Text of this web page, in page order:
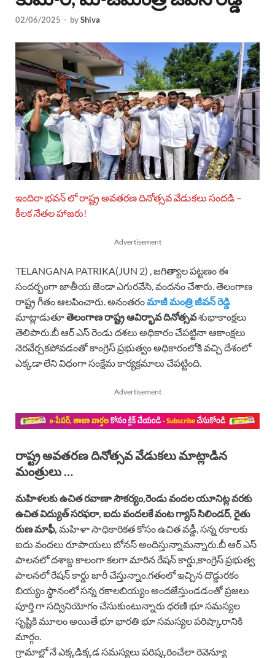
02/06/2025 - byShiva
ఇందిరా భవన్‌ లో రాష్ట్ర అవతరణ దినోత్సవ వేడుకలు సందడి –
కీలక నేతల హాజరు!
Advertisement
TELANGANA PATRIKA(JUN 2) , జగిత్యాల పట్టణం ఈ
సందర్భంగా జాతీయ జెండా ఎగురవేసి, వందనం చేశారు. తెలంగాణ
రాష్ట్ర గీతం ఆలపించారు. అనంతరంమాజీ మంత్రి జీవన్ రెడ్డి
మాట్లాడుతూతెలంగాణ రాష్ట్ర ఆవిర్భావ దినోత్సవశుభాకాంక్షలు
తెలిపారు.బీ ఆర్ ఎస్ రెండు దశలు అధికారం చేపట్టినా ఆకాంక్షలు
నెరవేర్చకపోవడంతో కాంగ్రెస్ ప్రభుత్వం అధికారంలోకి వచ్చి దేశంలో
ఎక్కడా లేని విధంగా సంక్షేమ కార్యక్రమాలు చేపట్టింది.
Advertisement
రాష్ట్ర అవతరణ దినోత్సవ వేడుకలు మాట్లాడిన
మంత్రులు …
మహిళలకు ఉచిత రవాణా సౌకర్యం,రెండు వందల యూనిట్ల వరకు
ఉచిత విద్యుత్ సరఫరా, ఐదు వందలకే వంట గ్యాస్ సిలిండర్, రైతు
రుణ మాఫీ, మహిళా సాధికారికత కోసం ఉచిత వడ్డీ, సన్న రకాలకు
ఐదు వందలు రూపాయలు బోనస్ అందిస్తున్నామన్నారు.బీ ఆర్ ఎస్
పాలనలో దశాబ్ద కాలంగా కలగా మారిన రేషన్ కార్డు,కాంగ్రెస్ ప్రభుత్వ
పాలనలో రేషన్ కార్డు జారీ చేస్తున్నాం.గతంలో ఇచ్చిన దొడ్డురకం
బియ్యం స్థానంలో సన్న రకాలబియ్యం అందజేస్తుండడంతో ప్రజలు
పూర్తి గా సద్వినియోగం చేసుకుంటున్నారు ధరణి భూ సమస్యల
సృష్టికి మూలం అయితే భూ భారతి భూ సమస్యల పరిష్కారానికి
మార్గం.
గ్రామాల్లో నే ఎక్కడిక్కడ సమస్యలు పరిష్కరించేలా రెవెన్యూ